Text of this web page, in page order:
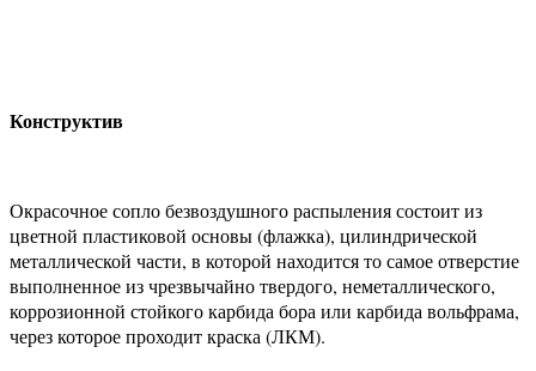
Конструктив
Окрасочное сопло безвоздушного распыления состоит из
цветной пластиковой основы (флажка), цилиндрической
металлической части, в которой находится то самое отверстие
выполненное из чрезвычайно твердого, неметаллического,
коррозионной стойкого карбида бора или карбида вольфрама,
через которое проходит краска (ЛКМ).